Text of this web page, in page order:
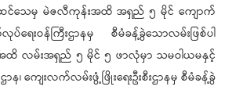
င်သေမှ မဲဇလီကုန်းအထိ အရှည် ၅ မိုင် ကျောက်
ေးဝန်ကြီးဌာနမှ စီမံခန့်ခွဲသောလမ်းဖြစ်ပါ
ထိ လမ်းအရှည် ၅ မိုင် ၅ ဖာလုံမှာ သမဝါယမနှင့်
န၊ ကျေးလက်လမ်းဖွံ့ဖြိုးရေးဦးစီးဌာနမှ စီမံခန့်ခွဲ